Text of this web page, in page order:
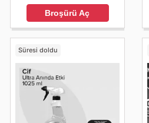
Broşürü Aç
Süresi doldu